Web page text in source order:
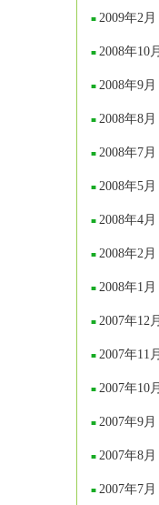
2009年2月
2008年10月
2008年9月
2008年8月
2008年7月
2008年5月
2008年4月
2008年2月
2008年1月
2007年12月
2007年11月
2007年10月
2007年9月
2007年8月
2007年7月